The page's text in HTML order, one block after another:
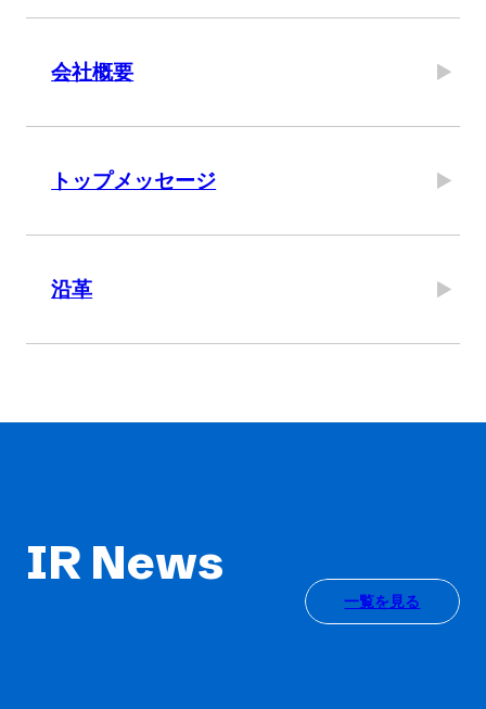
会社概要
トップメッセージ
沿革
IR News
一覧を見る